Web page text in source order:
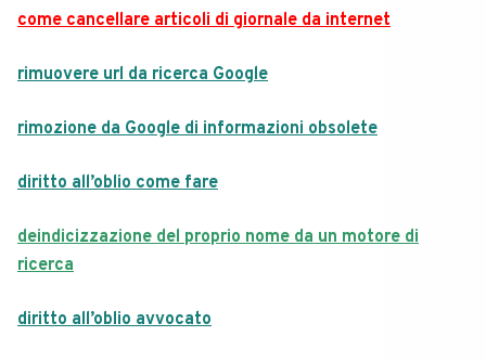
come cancellare articoli di giornale da internet
rimuovere url da ricerca Google
rimozione da Google di informazioni obsolete
diritto all’oblio come fare
deindicizzazione del proprio nome da un motore di
ricerca
diritto all’oblio avvocato